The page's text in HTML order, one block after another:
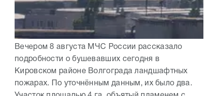
Вечером 8 августа МЧС России рассказало
подробности о бушевавших сегодня в
Кировском районе Волгограда ландшафтных
пожарах. По уточнённым данным, их было два.